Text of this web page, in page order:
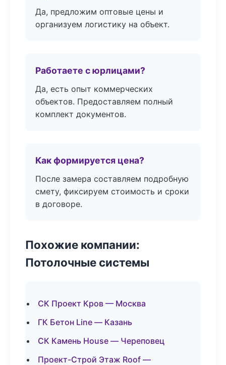
Да, предложим оптовые цены и
организуем логистику на объект.
Работаете с юрлицами?
Да, есть опыт коммерческих
объектов. Предоставляем полный
комплект документов.
Как формируется цена?
После замера составляем подробную
смету, фиксируем стоимость и сроки
в договоре.
Похожие компании:
Потолочные системы
СК Проект Кров — Москва
ГК Бетон Line — Казань
СК Камень House — Череповец
Проект-Строй Этаж Roof —